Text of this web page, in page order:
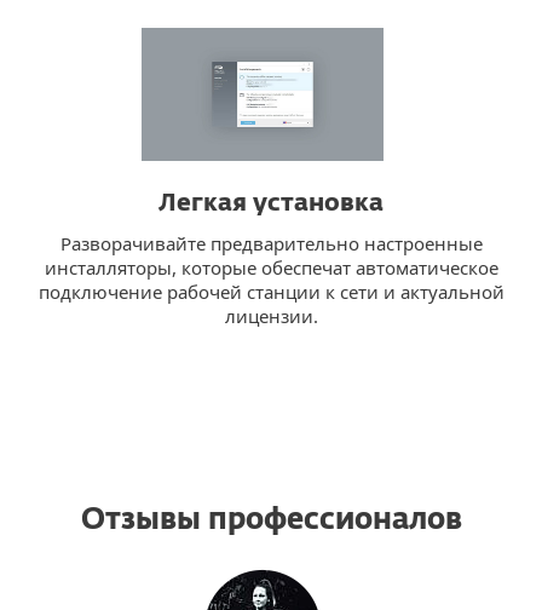
Легкая установка
Разворачивайте предварительно настроенные
инсталляторы, которые обеспечат автоматическое
подключение рабочей станции к сети и актуальной
лицензии.
Отзывы профессионалов